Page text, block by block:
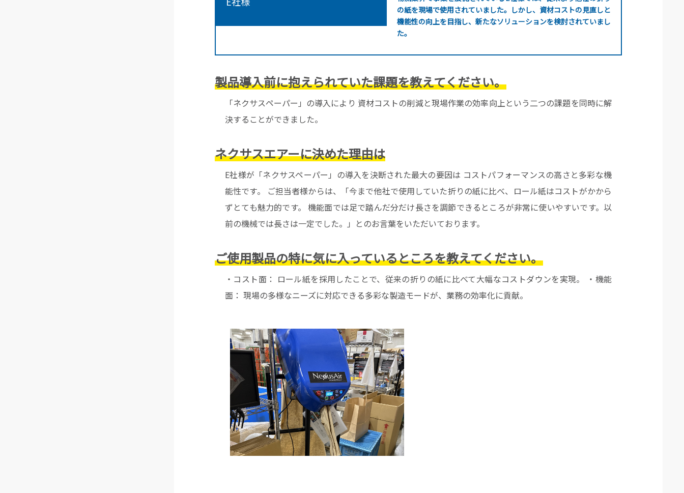
の紙を現場で使用されていました。しかし、資材コストの見直しと
機能性の向上を目指し、新たなソリューションを検討されていまし
た。
製品導入前に抱えられていた課題を教えてください。
「ネクサスペーパー」の導入により 資材コストの削減と現場作業の効率向上という二つの課題を同時に解
決することができました。
ネクサスエアーに決めた理由は
E社様が「ネクサスペーパー」の導入を決断された最大の要因は コストパフォーマンスの高さと多彩な機
能性です。 ご担当者様からは、「今まで他社で使用していた折りの紙に比べ、ロール紙はコストがかから
ずとても魅力的です。 機能面では足で踏んだ分だけ長さを調節できるところが非常に使いやすいです。以
前の機械では長さは一定でした。」とのお言葉をいただいております。
ご使用製品の特に気に入っているところを教えてください。
・コスト面： ロール紙を採用したことで、従来の折りの紙に比べて大幅なコストダウンを実現。 ・機能
面： 現場の多様なニーズに対応できる多彩な製造モードが、業務の効率化に貢献。